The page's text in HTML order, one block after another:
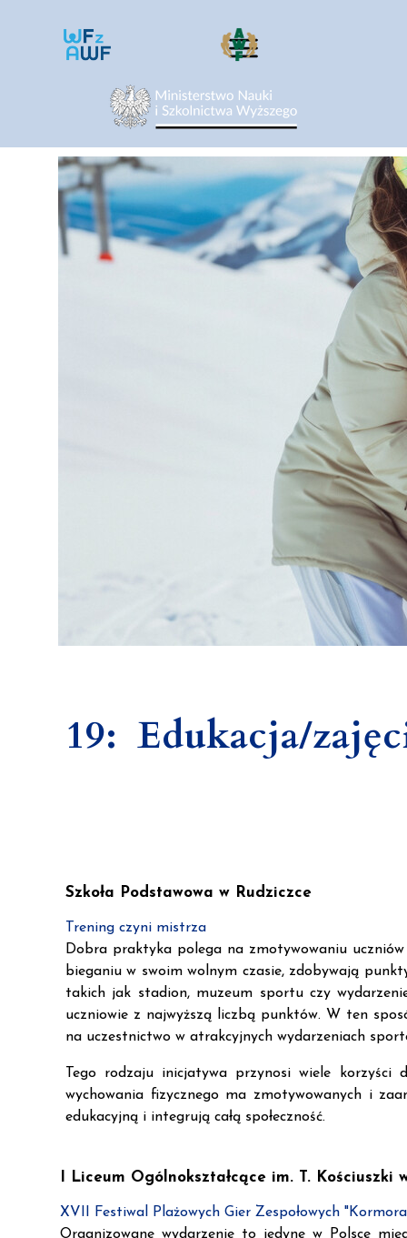
I Liceum Ogólnokształcące im. T. Kościuszki
XVII Festiwal Plażowych Gier Zespołowych
Organizowane wydarzenie to jedyne w Polsce
Szkoła Podstawowa w Rudziczce
Trening czyni mistrza
Dobra praktyka polega na zmotywowaniu
bieganiu w swoim wolnym czasie, zdobywają
takich jak stadion, muzeum sportu czy
uczniowie z najwyższą liczbą punktów. W ten
na uczestnictwo w atrakcyjnych wydarzeniach
Tego rodzaju inicjatywa przynosi wiele korzyści
wychowania fizycznego ma zmotywowanych i
edukacyjną i integrują całą społeczność.
19: Edukacja/